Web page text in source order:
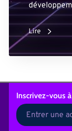
Lire
Inscrivez-vousà